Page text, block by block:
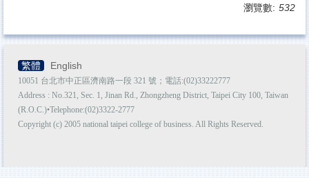
瀏覽數: 532
繁體 English
10051 台北市中正區濟南路一段 321 號；電話:(02)33222777
Address : No.321, Sec. 1, Jinan Rd., Zhongzheng District, Taipei City 100, Taiwan
(R.O.C.)•Telephone:(02)3322-2777
Copyright (c) 2005 national taipei college of business. All Rights Reserved.